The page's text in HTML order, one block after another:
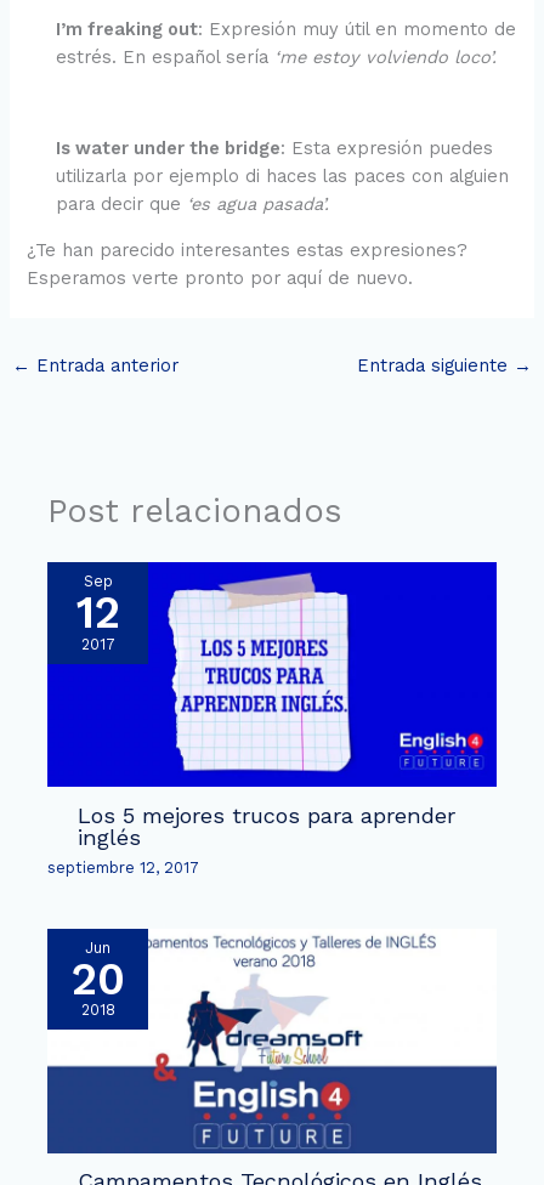
I’m freaking out: Expresión muy útil en momento de
estrés. En español sería ‘me estoy volviendo loco’.
Is water under the bridge: Esta expresión puedes
utilizarla por ejemplo di haces las paces con alguien
para decir que ‘es agua pasada’.
¿Te han parecido interesantes estas expresiones?
Esperamos verte pronto por aquí de nuevo.
← Entrada anterior Entrada siguiente →
Post relacionados
Sep
12
2017
Los 5 mejores trucos para aprender
inglés
septiembre 12, 2017
Jun
20
2018